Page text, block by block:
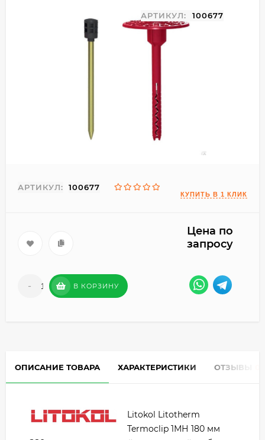
АРТИКУЛ: 100677
АРТИКУЛ: 100677
Цена по
запросу
- + В КОРЗИНУ
ОПИСАНИЕ ТОВАРА ХАРАКТЕРИСТИКИ ОТЗЫВЫ
Litokol Litotherm
Termoclip 1МН 180 мм